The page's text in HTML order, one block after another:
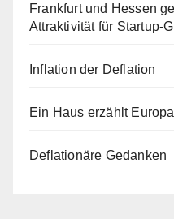
Frankfurt und Hessen
Attraktivität für Startup-
Inflation der Deflation
Ein Haus erzählt Europa
Deflationäre Gedanken